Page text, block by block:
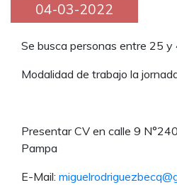
04-03-2022
Se busca personas entre 25 y
Modalidad de trabajo la
Presentar CV en calle 9
Pampa
E-Mail: